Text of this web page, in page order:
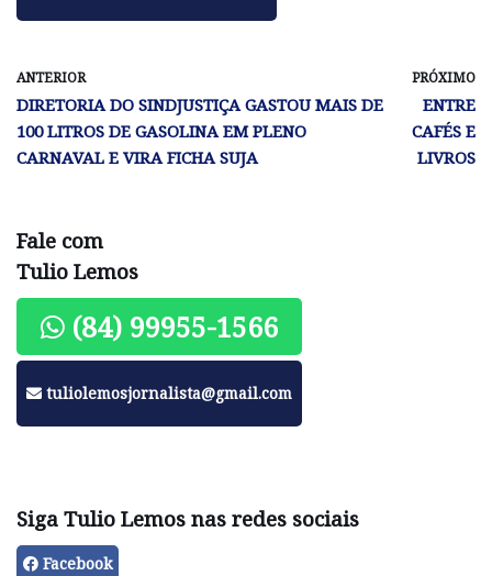
ANTERIOR
DIRETORIA DO SINDJUSTIÇA GASTOU MAIS DE
100 LITROS DE GASOLINA EM PLENO
CARNAVAL E VIRA FICHA SUJA
PRÓXIMO
ENTRE
CAFÉS E
LIVROS
Fale com
Tulio Lemos
(84) 99955-1566
tuliolemosjornalista@gmail.com
Siga Tulio Lemos nas redes sociais
Facebook